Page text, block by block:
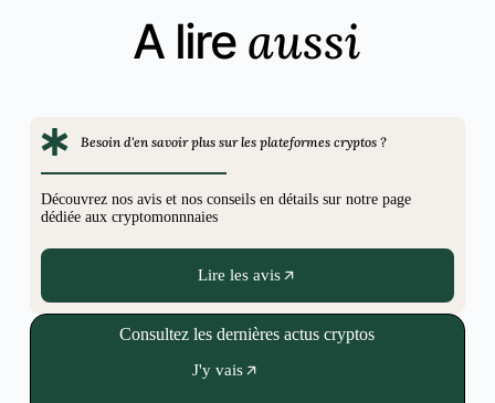
A lire aussi
Besoin d'en savoir plus sur les plateformes cryptos ?
Découvrez nos avis et nos conseils en détails sur notre page
dédiée aux cryptomonnnaies
Lire les avis
Consultez les dernières actus cryptos
J'y vais